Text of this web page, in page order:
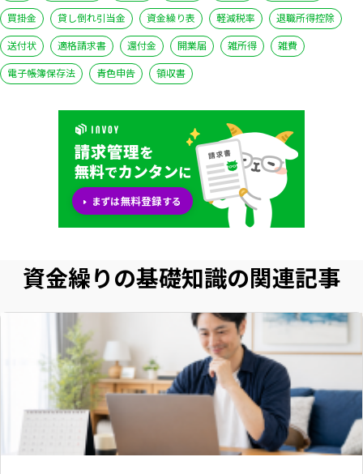
買掛金
貸し倒れ引当金 資金繰り表 軽減税率
退職所得控除
送付状
適格請求書 還付金 開業届 雑所得
雑費
電子帳簿保存法
青色申告 領収書
資金繰りの基礎知識の関連記事